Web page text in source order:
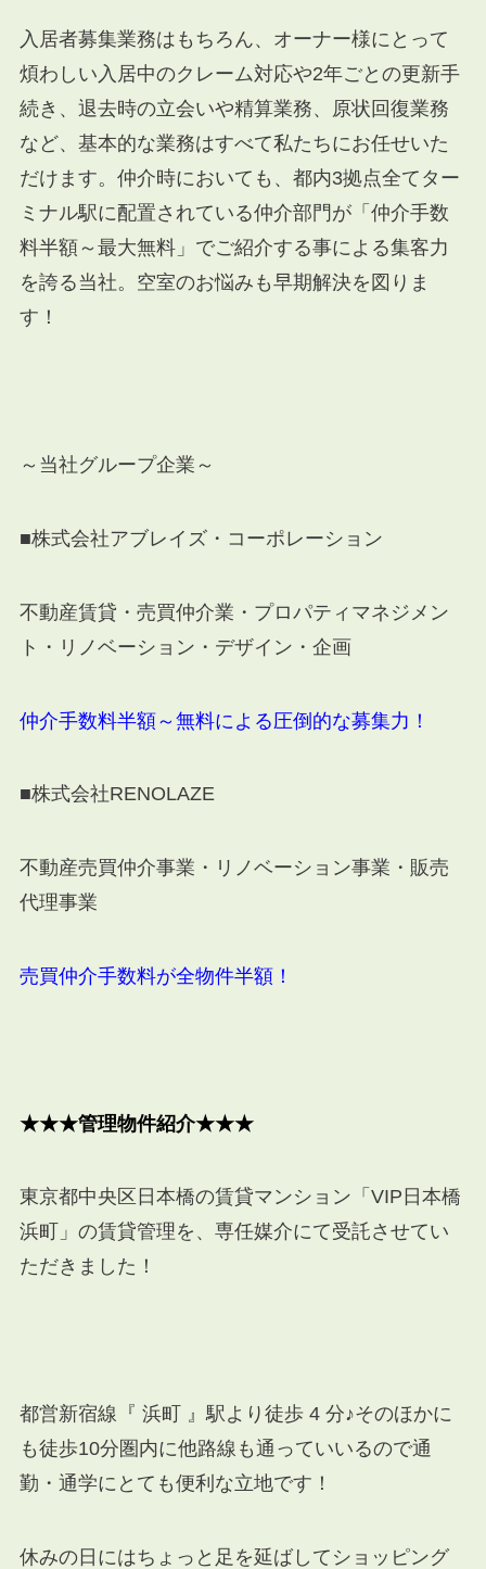
入居者募集業務はもちろん、オーナー様にとって
煩わしい入居中のクレーム対応や2年ごとの更新手
続き、退去時の立会いや精算業務、原状回復業務
など、基本的な業務はすべて私たちにお任せいた
だけます。仲介時においても、都内3拠点全てター
ミナル駅に配置されている仲介部門が「仲介手数
料半額～最大無料」でご紹介する事による集客力
を誇る当社。空室のお悩みも早期解決を図りま
す！
～当社グループ企業～
■株式会社アブレイズ・コーポレーション
不動産賃貸・売買仲介業・プロパティマネジメン
ト・リノベーション・デザイン・企画
仲介手数料半額～無料による圧倒的な募集力！
■株式会社RENOLAZE
不動産売買仲介事業・リノベーション事業・販売
代理事業
売買仲介手数料が全物件半額！
★★★管理物件紹介★★★
東京都中央区日本橋の賃貸マンション「VIP日本橋
浜町」の賃貸管理を、専任媒介にて受託させてい
ただきました！
都営新宿線『 浜町 』駅より徒歩 4 分♪そのほかに
も徒歩10分圏内に他路線も通っていいるので通
勤・通学にとても便利な立地です！
休みの日にはちょっと足を延ばしてショッピング